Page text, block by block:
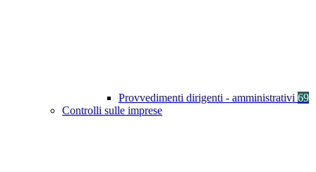
Provvedimenti dirigenti - amministrativi 69
Controlli sulle imprese